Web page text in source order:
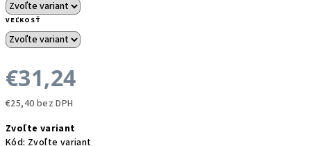
VEĽKOSŤ
€31,24
€25,40 bez DPH
cena:
Zvoľte variant
Kód: Zvoľte variant